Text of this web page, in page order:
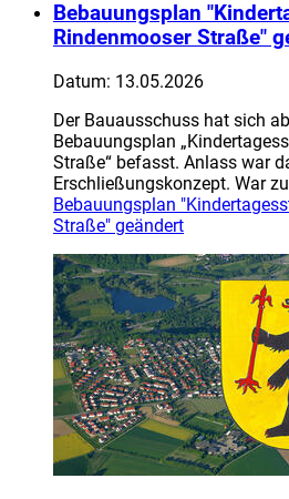
Bebauungsplan
Rindenmooser Straße"
Datum: 13.05.2026
Der Bauausschuss hat sich
Bebauungsplan
Straße“ befasst. Anlass war
Erschließungskonzept. War
Bebauungsplan
Straße" geändert